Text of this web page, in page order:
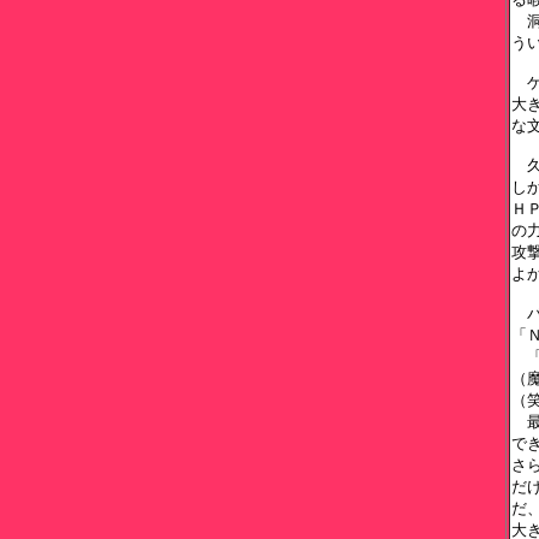
洞
う
ゲ
大
な
久
し
Ｈ
の
攻
よ
パ
「
「
（
（
最
で
さ
だ
だ
大